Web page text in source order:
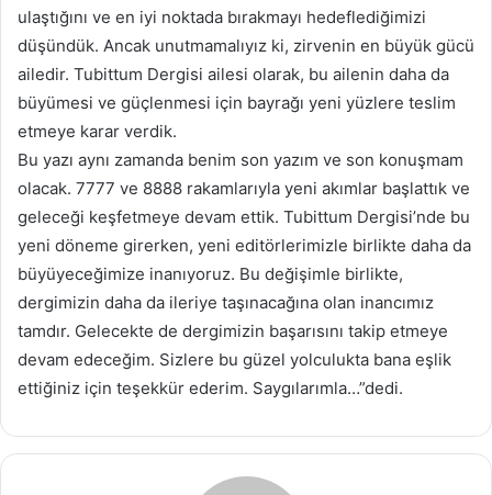
ulaştığını ve en iyi noktada bırakmayı hedeflediğimizi
düşündük. Ancak unutmamalıyız ki, zirvenin en büyük gücü
ailedir. Tubittum Dergisi ailesi olarak, bu ailenin daha da
büyümesi ve güçlenmesi için bayrağı yeni yüzlere teslim
etmeye karar verdik.
Bu yazı aynı zamanda benim son yazım ve son konuşmam
olacak. 7777 ve 8888 rakamlarıyla yeni akımlar başlattık ve
geleceği keşfetmeye devam ettik. Tubittum Dergisi’nde bu
yeni döneme girerken, yeni editörlerimizle birlikte daha da
büyüyeceğimize inanıyoruz. Bu değişimle birlikte,
dergimizin daha da ileriye taşınacağına olan inancımız
tamdır. Gelecekte de dergimizin başarısını takip etmeye
devam edeceğim. Sizlere bu güzel yolculukta bana eşlik
ettiğiniz için teşekkür ederim. Saygılarımla…”dedi.